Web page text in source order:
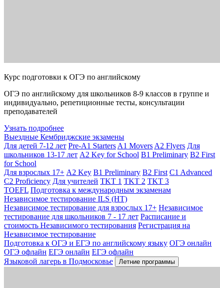
Курс подготовки к ОГЭ по английскому
ОГЭ по английскому для школьников 8-9 классов в группе и
индивидуально, репетиционные тесты, консультации
преподавателей
Узнать подробнее
Выездные Кембриджские экзамены
Для детей 7-12 лет Pre-A1 Starters A1 Movers A2 Flyers Для
школьников 13-17 лет A2 Key for School B1 Preliminary B2 First
for School
Для взрослых 17+ A2 Key B1 Preliminary B2 First C1 Advanced
C2 Proficiency Для учителей TKT 1 TKT 2 TKT 3
TOEFL Подготовка к международным экзаменам
Независимое тестирование ILS (НТ)
Независимое тестирование для взрослых 17+ Независимое
тестирование для школьников 7 - 17 лет Расписание и
стоимость Независимого тестирования Регистрация на
Независимое тестирование
Подготовка к ОГЭ и ЕГЭ по английскому языку ОГЭ онлайн
ОГЭ офлайн ЕГЭ онлайн ЕГЭ офлайн
Языковой лагерь в Подмосковье
Летние программы